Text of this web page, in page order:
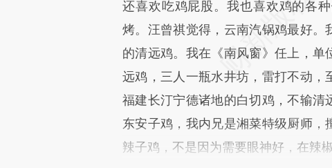
还喜欢吃鸡屁股。我也喜欢鸡的各种
烤。汪曾祺觉得，云南汽锅鸡最好。
的清远鸡。我在《南风窗》任上，
远鸡，三人一瓶水井坊，雷打不动，
福建长汀宁德诸地的白切鸡，不输
东安子鸡，我内兄是湘菜特级厨师
辣子鸡，不是因为需要眼神好，在辣